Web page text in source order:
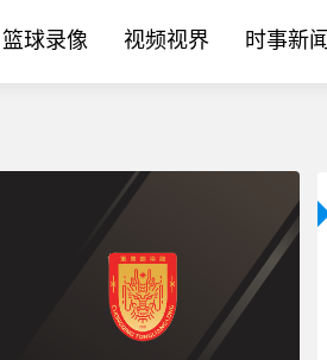
篮球录像 视频视界 时事新闻